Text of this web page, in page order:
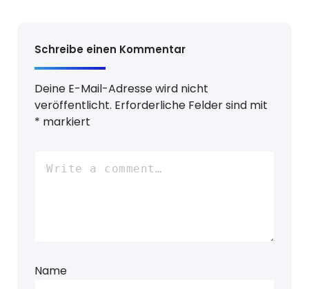
Schreibe einen Kommentar
Deine E-Mail-Adresse wird nicht
veröffentlicht. Erforderliche Felder sind mit
* markiert
Name